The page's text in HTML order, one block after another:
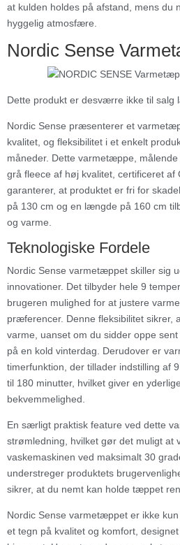
at kulden holdes på afstand, mens du
hyggelig atmosfære.
Nordic Sense
Dette produkt er desværre ikke til salg
Nordic Sense præsenterer et
kvalitet, og fleksibilitet i et enkelt
måneder. Dette varmetæppe,
grå fleece af høj kvalitet, certificeret af
garanterer, at produktet er fri for
på 130 cm og en længde på 160 cm
og varme.
Teknologiske Fordele
Nordic Sense varmetæppet skiller sig
innovationer. Det tilbyder hele 9
brugeren mulighed for at justere
præferencer. Denne fleksibilitet sikrer,
varme, uanset om du sidder oppe
på en kold vinterdag. Derudover er
timerfunktion, der tillader indstilling af
til 180 minutter, hvilket giver en
bekvemmelighed.
En særligt praktisk feature ved dette
strømledning, hvilket gør det muligt at
vaskemaskinen ved maksimalt 30
understreger produktets
sikrer, at du nemt kan holde tæppet
Nordic Sense varmetæppet er ikke
et tegn på kvalitet og komfort,